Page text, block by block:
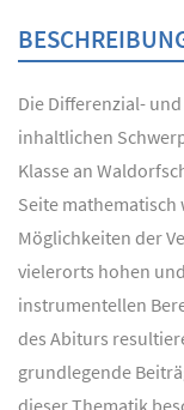
Die Differenzial-
inhaltlichen
Klasse an
Seite
Möglichkeiten der
vielerorts hohen
instrumentellen
des Abiturs
grundlegende